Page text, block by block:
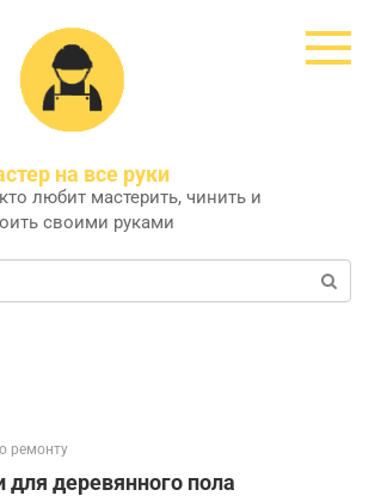
на все руки
любит мастерить, чинить и
своими руками
ремонту
для деревянного пола